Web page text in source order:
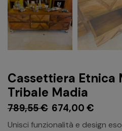
Cassettiera Etnica
Tribale Madia
789,55€ 674,00 €
Unisci funzionalità e design